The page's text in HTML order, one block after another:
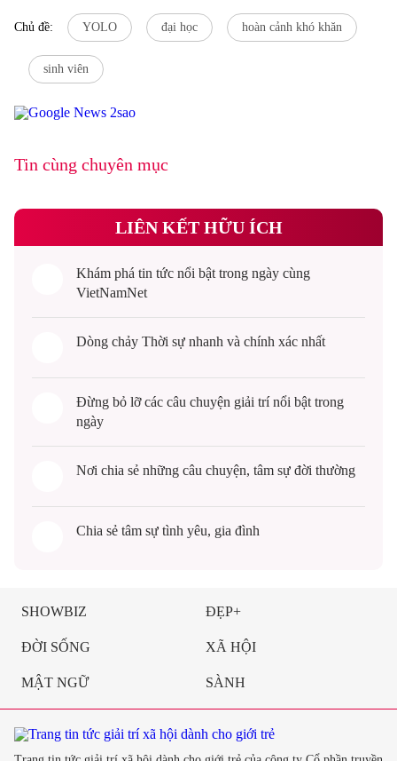
Chủ đề: YOLO đại học hoàn cảnh khó khăn
sinh viên
Tin cùng chuyên mục
LIÊN KẾT HỮU ÍCH
Khám phá tin tức nổi bật trong ngày cùng
VietNamNet
Dòng chảy Thời sự nhanh và chính xác nhất
Đừng bỏ lỡ các câu chuyện giải trínổi bật trong
ngày
Nơi chia sẻ những câu chuyện, tâm sự đời thường
Chia sẻ tâm sự tình yêu, gia đình
SHOWBIZ ĐẸP+
ĐỜI SỐNG XÃ HỘI
MẬT NGỮ SÀNH